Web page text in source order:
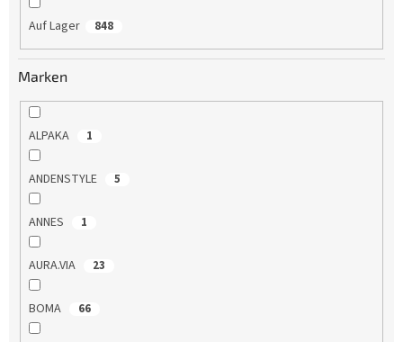
Auf Lager 848
Marken
ALPAKA 1
ANDENSTYLE 5
ANNES 1
AURA.VIA 23
BOMA 66